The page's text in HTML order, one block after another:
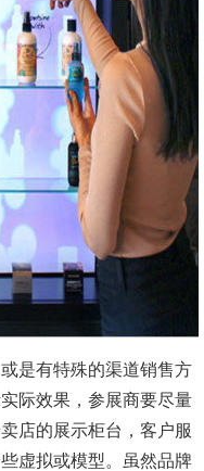
是有特殊的渠道销售方
际效果，参展商要尽量
店的展示柜台，客户服
虚拟或模型。虽然品牌